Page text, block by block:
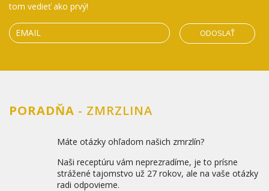
tom vedieť ako prvý!
ODOSLAŤ
PORADŇA - ZMRZLINA
Máte otázky ohľadom našich zmrzlín?
Naši receptúru vám neprezradíme, je to prísne
strážené tajomstvo už 27 rokov, ale na vaše otázky
radi odpovieme.